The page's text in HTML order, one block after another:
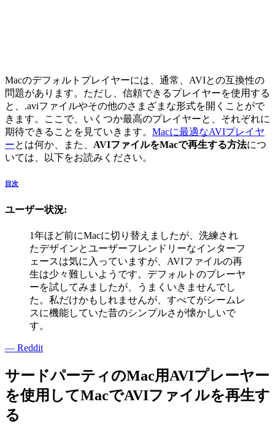
Macのデフォルトプレイヤーには、通常、AVIとの互換性の
問題があります。ただし、信頼できるプレイヤーを使用する
と、.aviファイルやその他のさまざまな形式を開くことがで
きます。ここで、いくつか最高のプレイヤーと、それぞれに
期待できることを見ていきます。 Macに最適なAVIプレイヤ
ーとは何か、また、 AVIファイルをMacで再生する方法につ
いては、以下をお読みください。
目次
ユーザー状況:
1年ほど前にMacに切り替えましたが、洗練され
たデザインとユーザーフレンドリーなインターフ
ェースは気に入っていますが、AVIファイルの再
生は少々難しいようです。デフォルトのプレーヤ
ーを試してみましたが、うまくいきませんでし
た。私だけかもしれませんが、すべてがシームレ
スに機能していた昔のシンプルさが懐かしいで
す。
— Reddit
サードパーティのMac用AVIプレーヤー
を使用してMacでAVIファイルを再生す
る